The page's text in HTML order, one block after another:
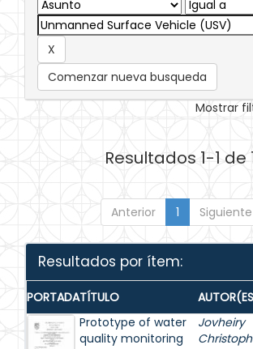
Comenzar nueva busqueda
Mostrar
Resultados 1-1 de
Anterior 1 Siguiente
Resultados por ítem:
PORTADATÍTULO
Prototype of water
quality monitoring
Jovheiry